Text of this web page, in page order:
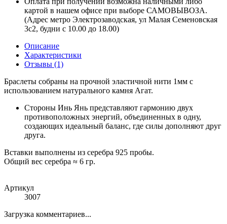
картой в нашем офисе при выборе САМОВЫВОЗА.
(Адрес метро Электрозаводская, ул Малая Семеновская
3с2, будни с 10.00 до 18.00)
Описание
Характеристики
Отзывы (1)
Браслеты собраны на прочной эластичной нити 1мм с
использованием натурального камня Агат.
Стороны Инь Янь представляют гармонию двух
противоположных энергий, объединенных в одну,
создающих идеальный баланс, где силы дополняют друг
друга.
Вставки выполнены из серебра 925 пробы.
Общий вес серебра ≈ 6 гр.
Артикул
3007
Загрузка комментариев...